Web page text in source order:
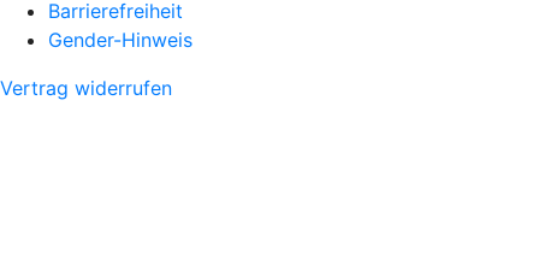
Barrierefreiheit
Gender-Hinweis
Vertrag widerrufen